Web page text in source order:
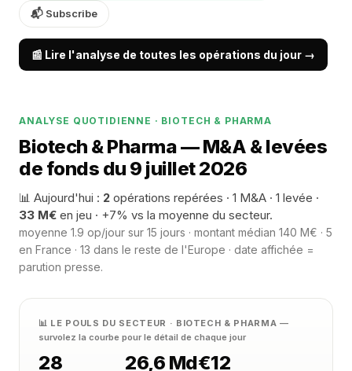
📬 Subscribe
📰 Lire l'analyse de toutes les opérations du jour →
ANALYSE QUOTIDIENNE · BIOTECH & PHARMA
Biotech & Pharma — M&A & levées
de fonds du 9 juillet 2026
📊 Aujourd'hui : 2 opérations repérées · 1 M&A · 1 levée ·
33 M€ en jeu · +7% vs la moyenne du secteur.
moyenne 1.9 op/jour sur 15 jours · montant médian 140 M€ · 5
en France · 13 dans le reste de l'Europe · date affichée =
parution presse.
📊 LE POULS DU SECTEUR · BIOTECH & PHARMA—
survolez la courbe pour le détail de chaque jour
28 26,6 Md€12